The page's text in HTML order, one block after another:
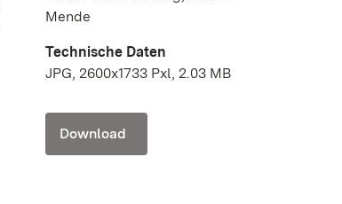
Mende
Technische Daten
JPG, 2600x1733 Pxl, 2.03 MB
Download